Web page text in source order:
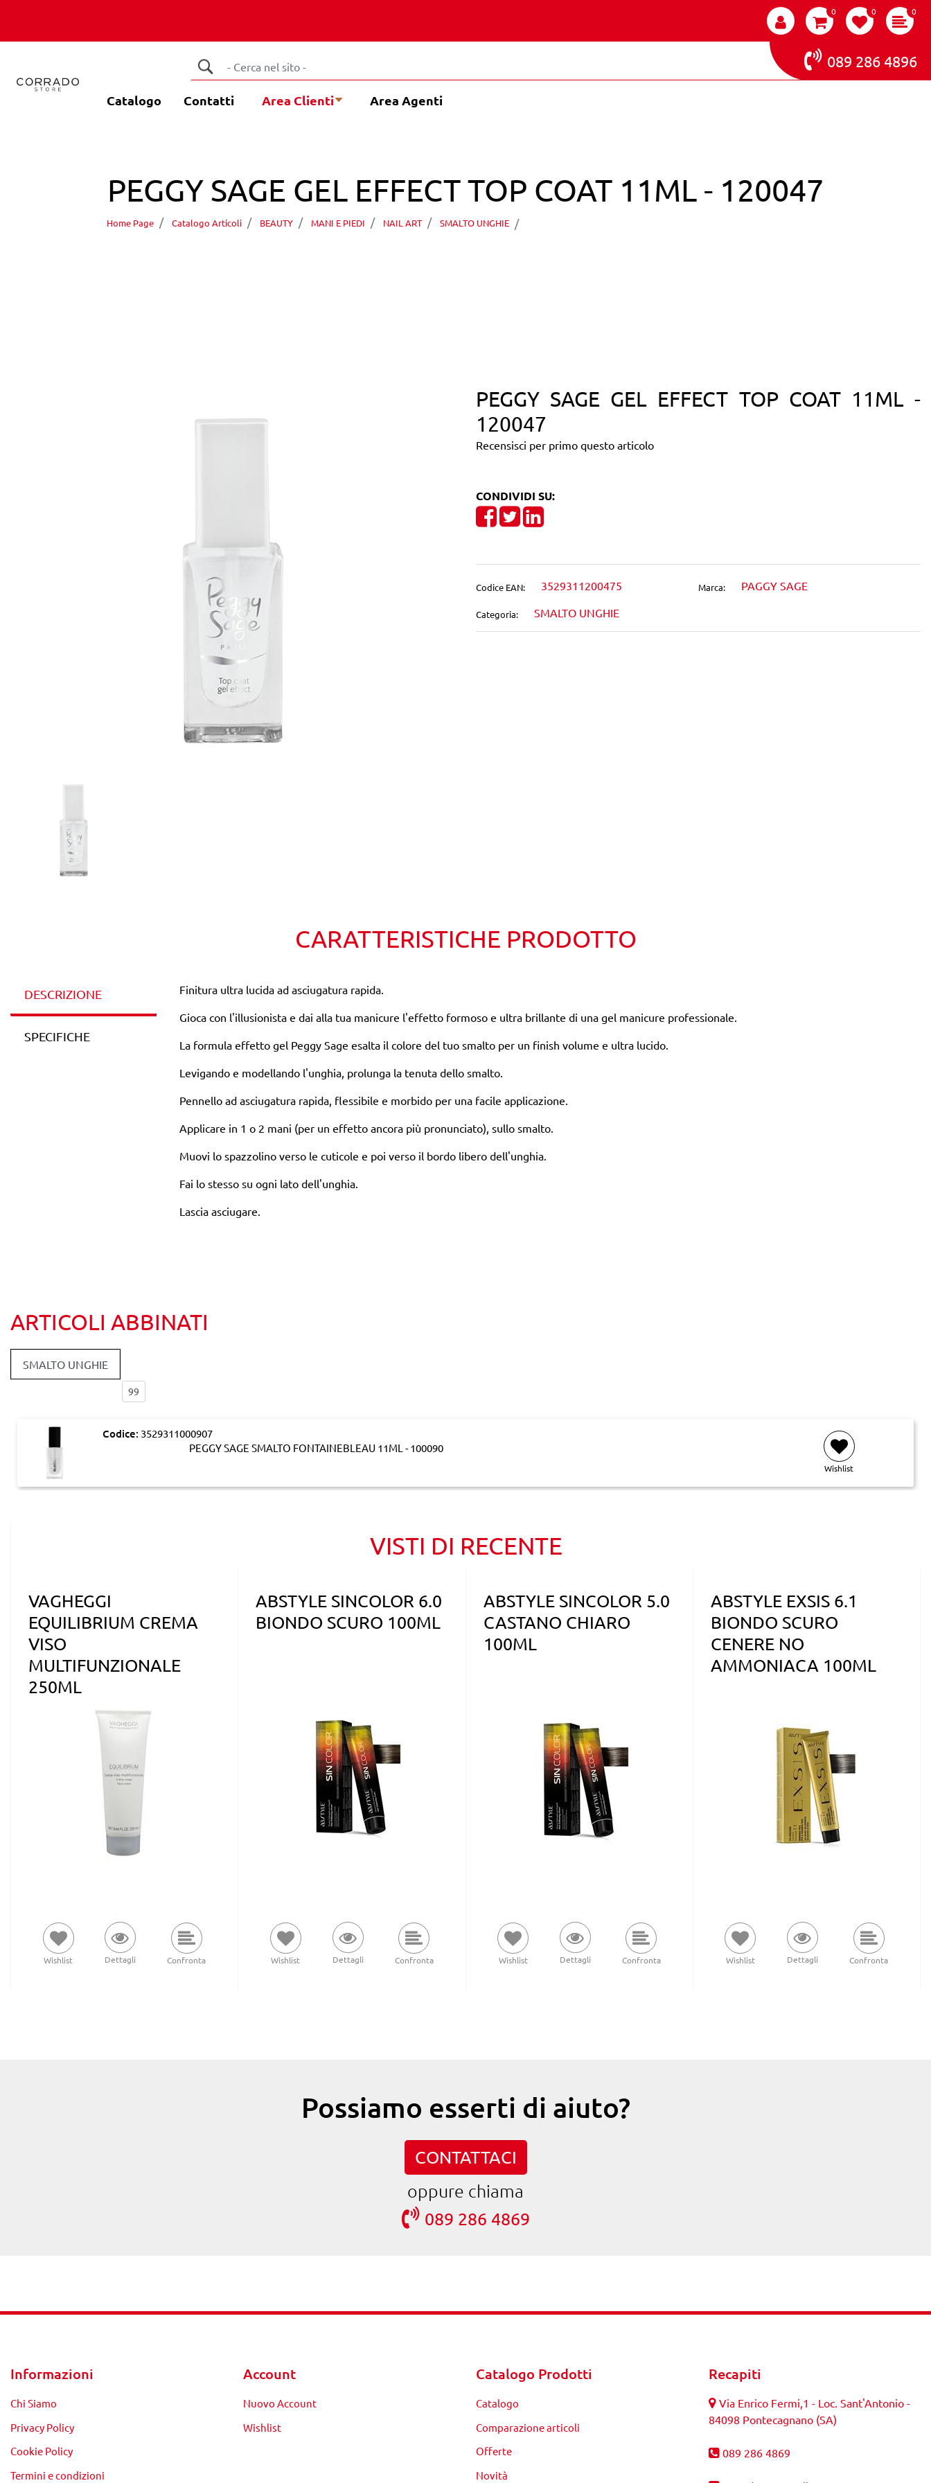
0 0 0
089 286 4896
Catalogo Contatti Area Clienti Area Agenti
PEGGY SAGE GEL EFFECT TOP COAT 11ML - 120047
Home Page Catalogo Articoli BEAUTY MANI E PIEDI NAIL ART SMALTO UNGHIE
PEGGY SAGE GEL EFFECT TOP COAT 11ML -
120047
Recensisci per primo questo articolo
CONDIVIDI SU:
Share on Facebook
TweetShare on LinkedIn
Codice EAN: 3529311200475
Categoria: SMALTO UNGHIE
Marca: PAGGY SAGE
CARATTERISTICHE PRODOTTO
DESCRIZIONE
SPECIFICHE
Finitura ultra lucida ad asciugatura rapida.
Gioca con l'illusionista e dai alla tua manicure l'effetto formoso e ultra brillante di una gel manicure professionale.
La formula effetto gel Peggy Sage esalta il colore del tuo smalto per un finish volume e ultra lucido.
Levigando e modellando l'unghia, prolunga la tenuta dello smalto.
Pennello ad asciugatura rapida, flessibile e morbido per una facile applicazione.
Applicare in 1 o 2 mani (per un effetto ancora più pronunciato), sullo smalto.
Muovi lo spazzolino verso le cuticole e poi verso il bordo libero dell'unghia.
Fai lo stesso su ogni lato dell'unghia.
Lascia asciugare.
ARTICOLI ABBINATI
SMALTO UNGHIE
Codice: 3529311000907
PEGGY SAGE SMALTO FONTAINEBLEAU 11ML - 100090
Wishlist
VISTI DI RECENTE
VAGHEGGI
EQUILIBRIUM CREMA
VISO
MULTIFUNZIONALE
250ML
Wishlist Dettagli Confronta
ABSTYLE SINCOLOR 6.0
BIONDO SCURO 100ML
Wishlist Dettagli Confronta
ABSTYLE SINCOLOR 5.0
CASTANO CHIARO
100ML
Wishlist Dettagli Confronta
ABSTYLE EXSIS 6.1
BIONDO SCURO
CENERE NO
AMMONIACA 100ML
Wishlist Dettagli Confronta
Possiamo esserti di aiuto?
CONTATTACI
oppure chiama
089 286 4869
Informazioni
Chi Siamo
Privacy Policy
Cookie Policy
Termini e condizioni
Account
Nuovo Account
Wishlist
Catalogo Prodotti
Catalogo
Comparazione articoli
Offerte
Novità
Recapiti
Via Enrico Fermi,1 - Loc. Sant'Antonio -
84098 Pontecagnano (SA)
089 286 4869